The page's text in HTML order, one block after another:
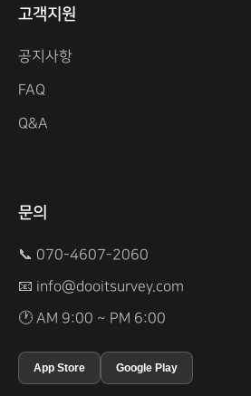
고객지원
공지사항
FAQ
Q&A
문의
📞 070-4607-2060
📧 info@dooitsurvey.com
🕐 AM 9:00 ~ PM 6:00
App Store Google Play